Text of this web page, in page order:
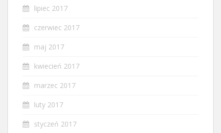
lipiec 2017
czerwiec 2017
maj 2017
kwiecień 2017
marzec 2017
luty 2017
styczeń 2017